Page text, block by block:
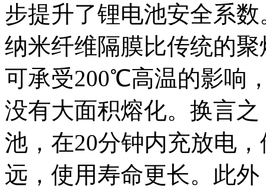
步提升了锂电池安全系
纳米纤维隔膜比传统的
可承受200℃高温的影响
没有大面积熔化。换言
池，在20分钟内充放电
远，使用寿命更长。此